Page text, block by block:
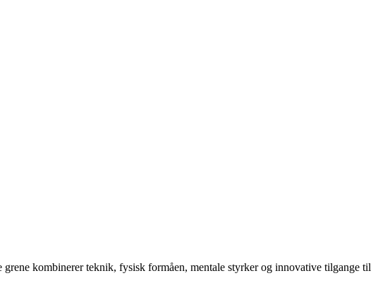
kombinerer teknik, fysisk formåen, mentale styrker og innovative tilgange til